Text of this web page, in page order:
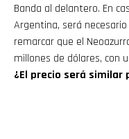
Banda al delantero. En
Argentina, será
remarcar que el
millones de dólares, con
¿El precio será similar